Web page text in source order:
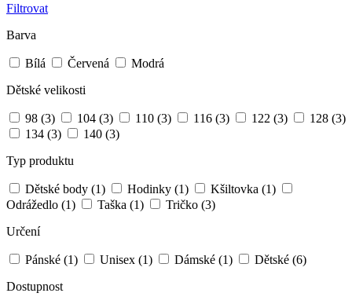
Filtrovat
Barva
Bílá Červená
Modrá
Dětské velikosti
98 (3) 104 (3) 110 (3) 116 (3) 122 (3) 128 (3)
134 (3) 140 (3)
Typ produktu
Dětské body (1) Hodinky (1) Kšiltovka (1)
Odrážedlo (1) Taška (1) Tričko (3)
Určení
Pánské (1) Unisex (1) Dámské (1) Dětské (6)
Dostupnost